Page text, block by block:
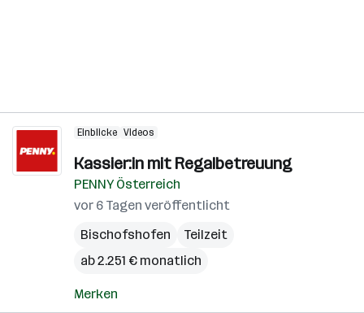
Einblicke Videos
Kassier:in mit Regalbetreuung
PENNY Österreich
vor 6 Tagen veröffentlicht
Bischofshofen
Teilzeit
ab 2.251 € monatlich
Merken